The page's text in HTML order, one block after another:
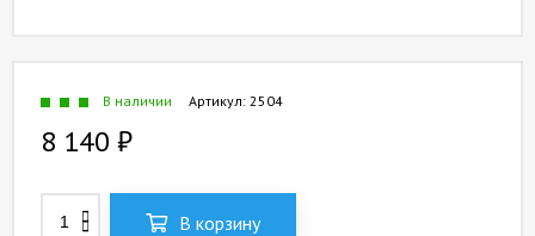
Артикул: 2504
В наличии
8 140 ₽
В корзину